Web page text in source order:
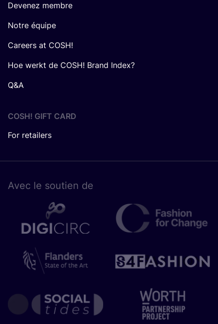
Devenez membre
Notre équipe
Careers at COSH!
Hoe werkt de COSH! Brand Index?
Q&A
COSH! GIFT CARD
For retailers
Avec le sou­tien de